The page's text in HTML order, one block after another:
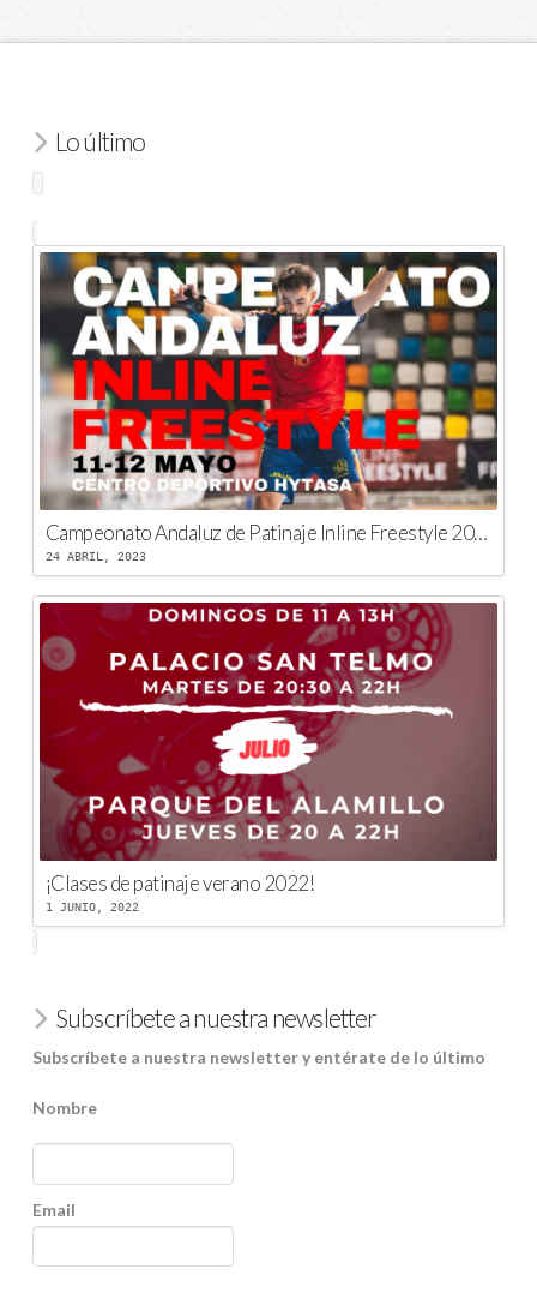
Lo último
Campeonato Andaluz de Patinaje Inline Freestyle 2023
24 ABRIL, 2023
¡Clases de patinaje verano 2022!
1 JUNIO, 2022
Subscríbete a nuestra newsletter
Subscríbete a nuestra newsletter y entérate de lo último
Nombre
Email